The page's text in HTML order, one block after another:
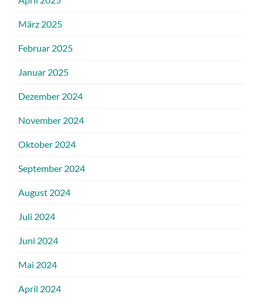
März 2025
Februar 2025
Januar 2025
Dezember 2024
November 2024
Oktober 2024
September 2024
August 2024
Juli 2024
Juni 2024
Mai 2024
April 2024